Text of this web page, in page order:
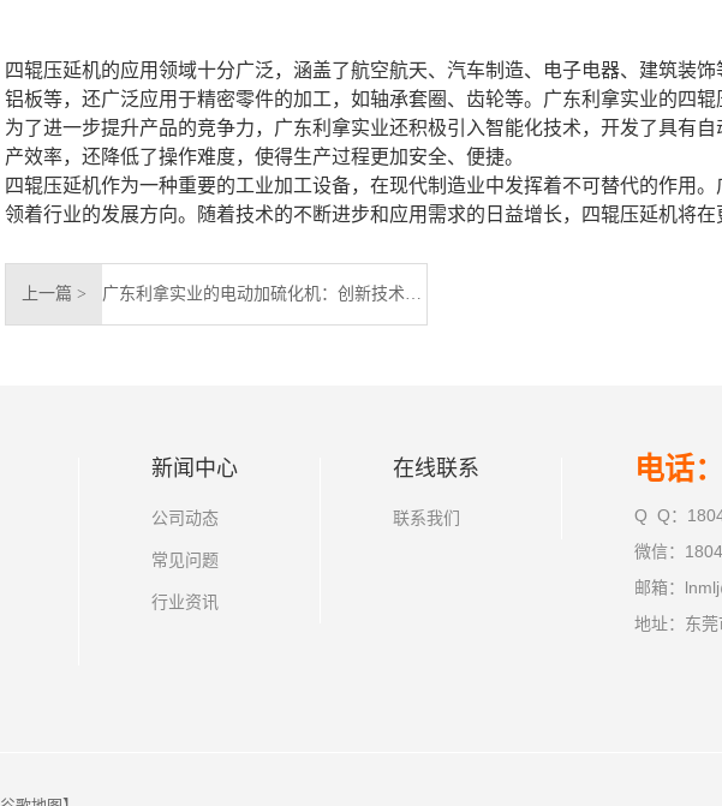
四辊压延机的应用领域十分广泛，涵盖了航空航天、汽车制造、电子电器、建筑装
铝板等，还广泛应用于精密零件的加工，如轴承套圈、齿轮等。广东利拿实业的四
为了进一步提升产品的竞争力，广东利拿实业还积极引入智能化技术，开发了具有
产效率，还降低了操作难度，使得生产过程更加安全、便捷。
四辊压延机作为一种重要的工业加工设备，在现代制造业中发挥着不可替代的作用
领着行业的发展方向。随着技术的不断进步和应用需求的日益增长，四辊压延机将在
上一篇 > 广东利拿实业的电动加硫化机：创新技术引领行业
新闻中心
公司动态
常见问题
行业资讯
在线联系
联系我们
电话
Q Q：
微信：
邮箱：
地址：东